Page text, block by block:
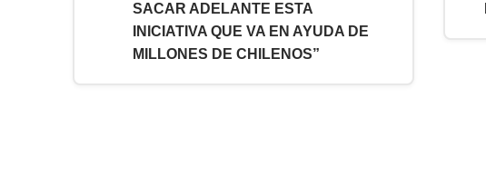
SACAR ADELANTE ESTA
INICIATIVA QUE VA EN AYUDA DE
MILLONES DE CHILENOS”